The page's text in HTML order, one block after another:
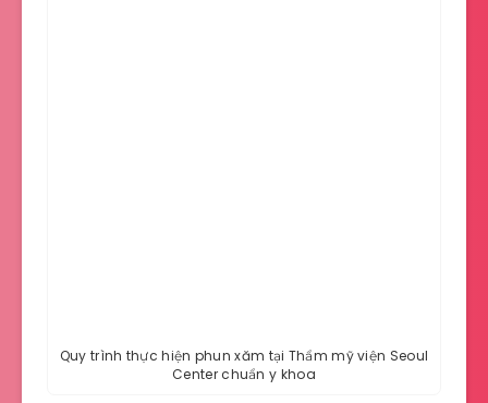
Quy trình thực hiện phun xăm tại Thẩm mỹ viện Seoul
Centerchuẩn y khoa